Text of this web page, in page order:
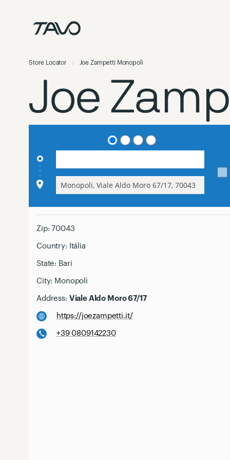
Store Locator Joe Zampetti Monopoli
Joe
Zip: 70043
Country: Itália
State: Bari
City: Monopoli
Address: Viale Aldo Moro 67/17
https://joezampetti.it/
+39 0809142230